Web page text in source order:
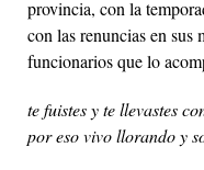
provincia, con la
con las renuncias en sus
funcionarios que lo
te fuistes y te llevastes
por eso vivo llorando y